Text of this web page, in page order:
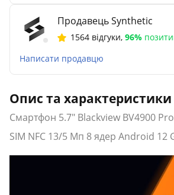
Продавець Synthetic
1564 відгуки, 96%
Написати продавцю
Опис та характеристики
Смартфон 5.7" Blackview BV4900
SIM NFC 13/5 Мп 8 ядер Android 12